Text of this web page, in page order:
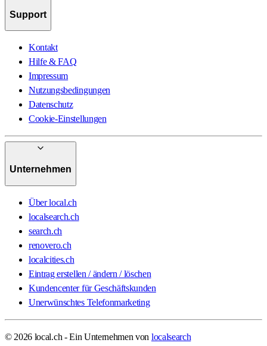
Support
Kontakt
Hilfe & FAQ
Impressum
Nutzungsbedingungen
Datenschutz
Cookie-Einstellungen
Unternehmen
Über local.ch
localsearch.ch
search.ch
renovero.ch
localcities.ch
Eintrag erstellen / ändern / löschen
Kundencenter für Geschäftskunden
Unerwünschtes Telefonmarketing
© 2026 local.ch - Ein Unternehmen von localsearch